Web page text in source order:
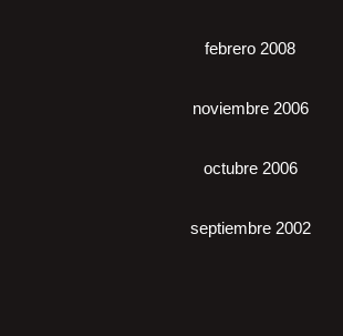
febrero 2008
noviembre 2006
octubre 2006
septiembre 2002